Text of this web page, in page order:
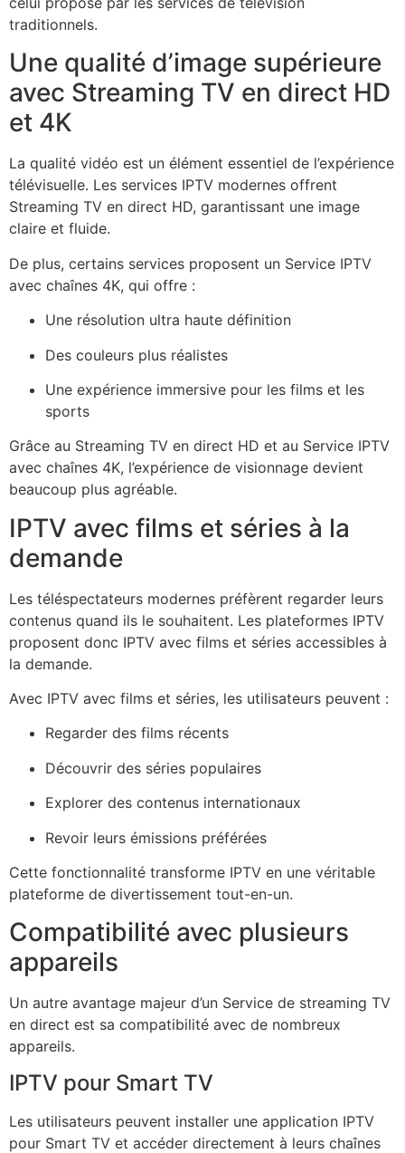
traditionnels.
Une qualité d’image supérieure
avec Streaming TV en direct HD
et 4K
La qualité vidéo est un élément essentiel de l’expérience
télévisuelle. Les services IPTV modernes offrent
Streaming TV en direct HD, garantissant une image
claire et fluide.
De plus, certains services proposent un Service IPTV
avec chaînes 4K, qui offre :
Une résolution ultra haute définition
Des couleurs plus réalistes
Une expérience immersive pour les films et les
sports
Grâce au Streaming TV en direct HD et au Service IPTV
avec chaînes 4K, l’expérience de visionnage devient
beaucoup plus agréable.
IPTV avec films et séries à la
demande
Les téléspectateurs modernes préfèrent regarder leurs
contenus quand ils le souhaitent. Les plateformes IPTV
proposent donc IPTV avec films et séries accessibles à
la demande.
Avec IPTV avec films et séries, les utilisateurs peuvent :
Regarder des films récents
Découvrir des séries populaires
Explorer des contenus internationaux
Revoir leurs émissions préférées
Cette fonctionnalité transforme IPTV en une véritable
plateforme de divertissement tout-en-un.
Compatibilité avec plusieurs
appareils
Un autre avantage majeur d’un Service de streaming TV
en direct est sa compatibilité avec de nombreux
appareils.
IPTV pour Smart TV
Les utilisateurs peuvent installer une application IPTV
pour Smart TV et accéder directement à leurs chaînes